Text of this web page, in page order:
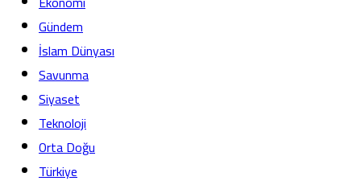
Gündem
İslam Dünyası
Savunma
Siyaset
Teknoloji
Orta Doğu
Türkiye